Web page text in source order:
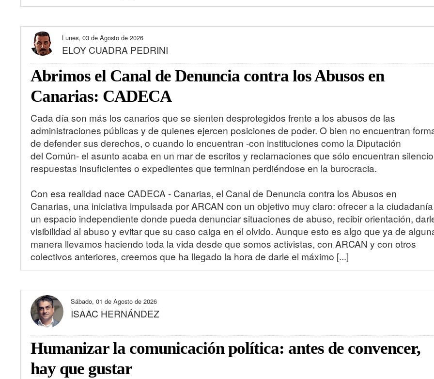
Lunes, 03 de Agosto de 2026
ELOY CUADRA PEDRINI
Abrimos el Canal de Denuncia contra los Abusos en
Canarias: CADECA
Cada día son más los canarios que se sienten desprotegidos frente a los abusos de las
administraciones públicas y de quienes ejercen posiciones de poder. O bien no encuentran
de defender sus derechos, o cuando lo encuentran -con instituciones como la Diputación
del Común- el asunto acaba en un mar de escritos y reclamaciones que sólo encuentran
respuestas insuficientes o expedientes que terminan perdiéndose en la burocracia.
Con esa realidad nace CADECA - Canarias, el Canal de Denuncia contra los Abusos en
Canarias, una iniciativa impulsada por ARCAN con un objetivo muy claro: ofrecer a la ciudadanía
un espacio independiente donde pueda denunciar situaciones de abuso, recibir orientación,
visibilidad al abuso y evitar que su caso caiga en el olvido. Aunque esto es algo que ya de
manera llevamos haciendo toda la vida desde que somos activistas, con ARCAN y con otros
colectivos anteriores, creemos que ha llegado la hora de darle el máximo [...]
Sábado, 01 de Agosto de 2026
ISAAC HERNÁNDEZ
Humanizar la comunicación política: antes de convencer,
hay que gustar